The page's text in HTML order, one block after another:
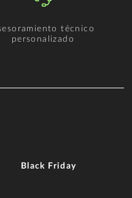
técnico
personalizado
Black Friday